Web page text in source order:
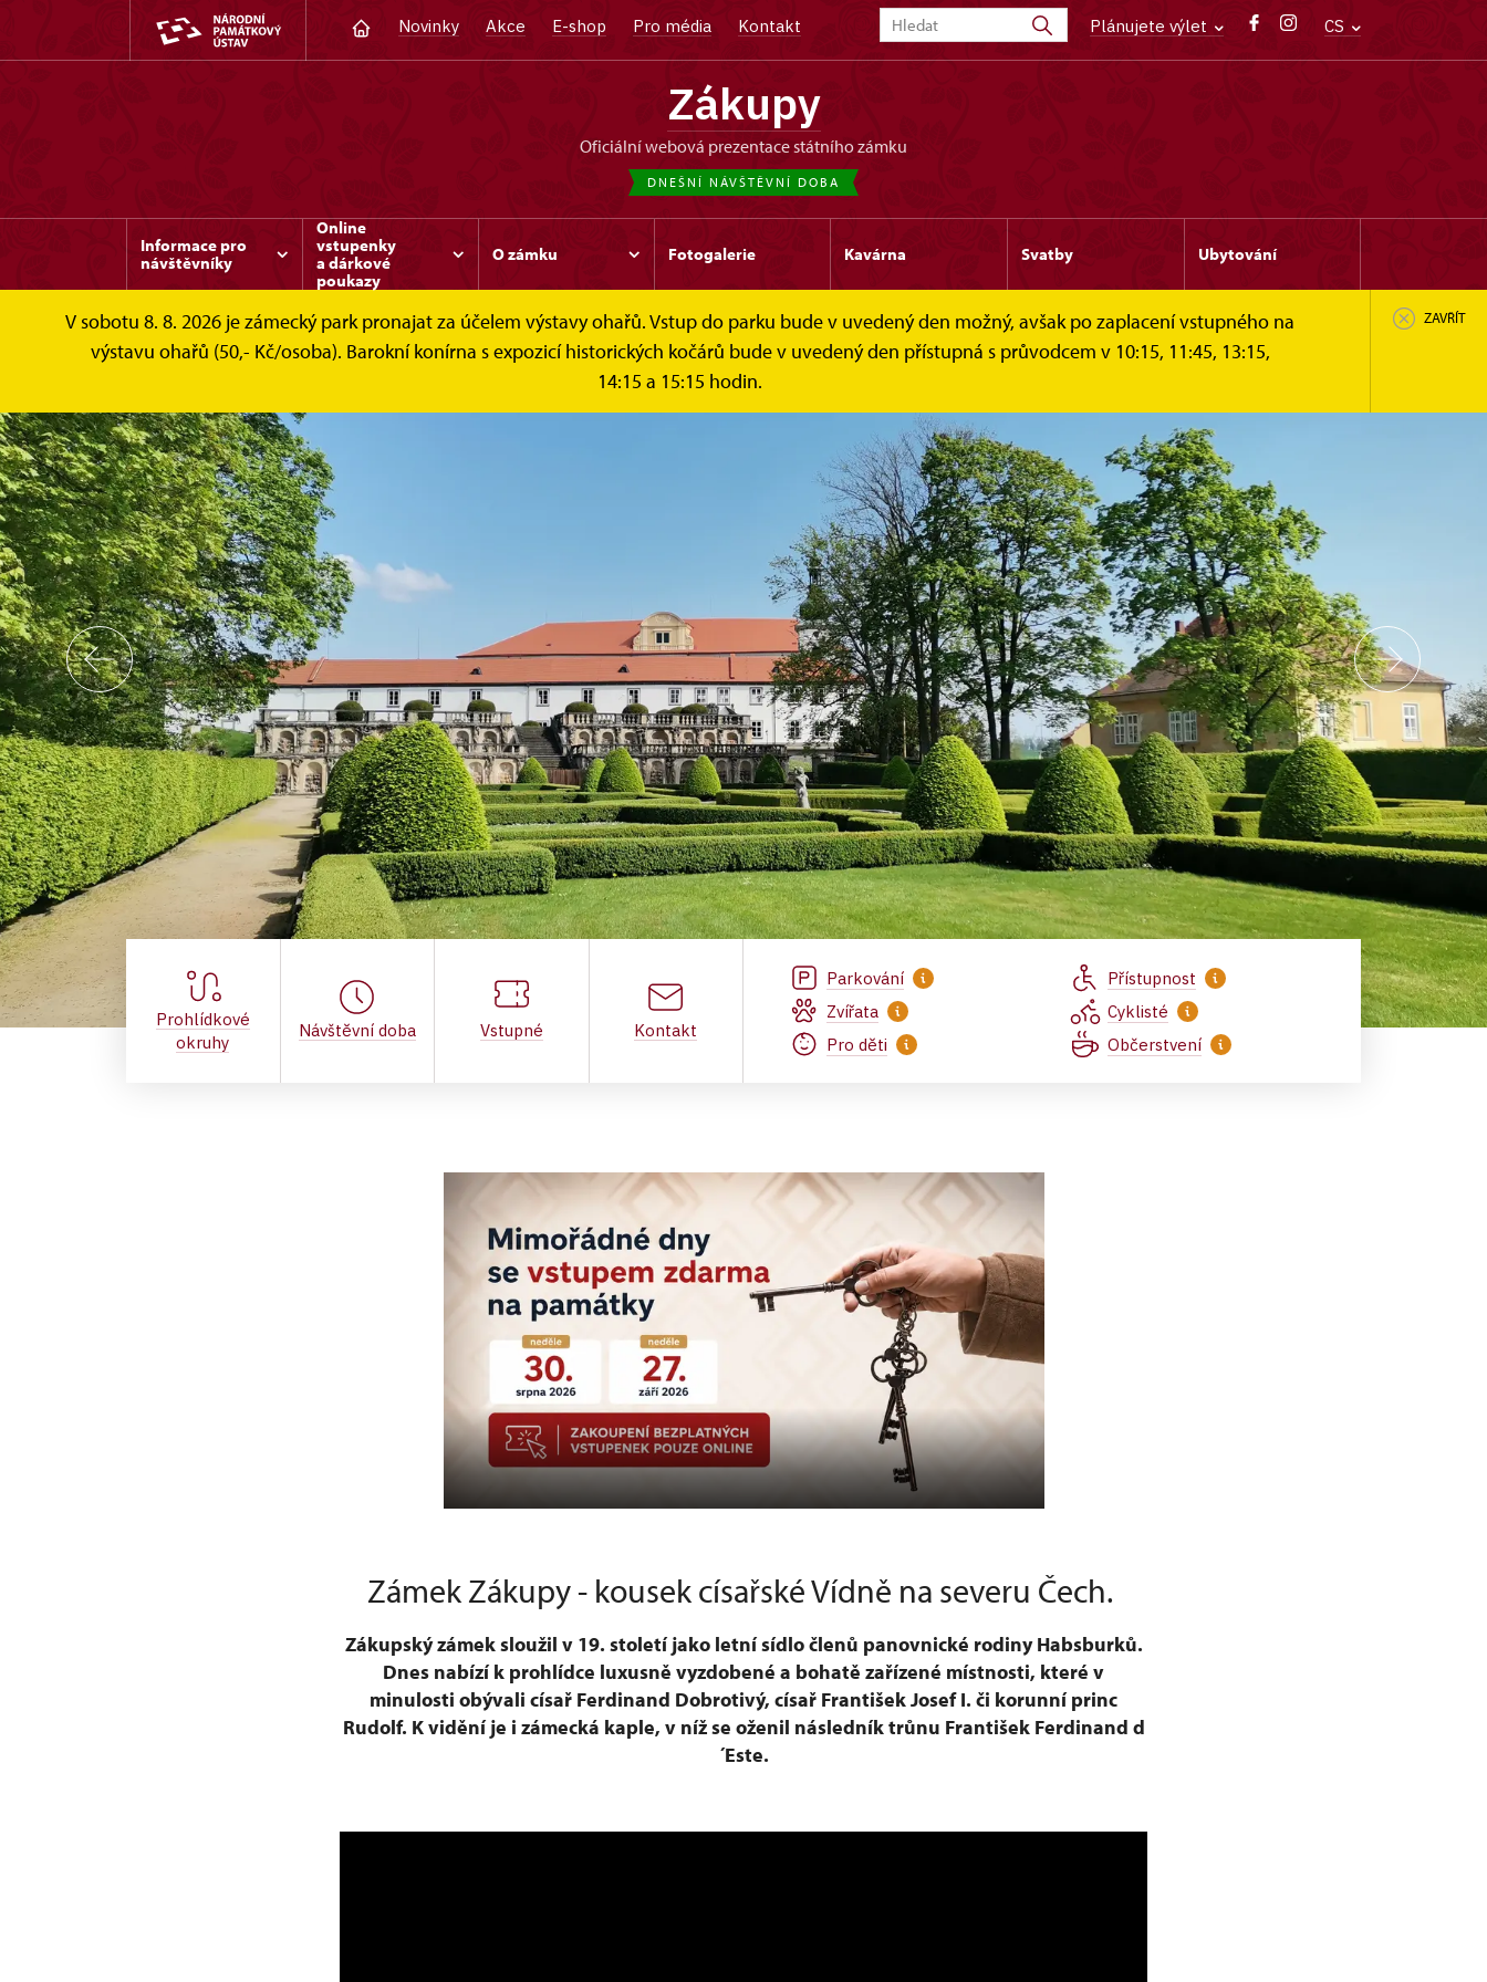
Novinky Akce E-shop Pro média Kontakt Plánujete výlet CS
Zákupy
oficiální webová prezentace státního zámku
DNEŠNÍ NÁVŠTĚVNÍ DOBA
Informace pro
návštěvníky
Online
vstupenky
a dárkové
poukazy
O zámku Fotogalerie Kavárna Svatby Ubytování
V sobotu 8. 8. 2026 je zámecký park pronajat za účelem výstavy ohařů. Vstup do parku bude v uvedený den možný, avšak po zaplacení vstupného na
výstavu ohařů (50,- Kč/osoba). Barokní konírna s expozicí historických kočárů bude v uvedený den přístupná s průvodcem v 10:15, 11:45, 13:15,
14:15 a 15:15 hodin.
ZAVŘÍT
Prohlídkové
okruhy
Návštěvní doba Vstupné Kontakt
Parkování
Přístupnost
Zvířata
Cyklisté
Pro děti
Občerstvení
Zámek Zákupy - kousek císařské Vídně na severu Čech.
Zákupský zámek sloužil v 19. století jako letní sídlo členů panovnické rodiny Habsburků.
Dnes nabízí k prohlídce luxusně vyzdobené a bohatě zařízené místnosti, které v
minulosti obývali císař Ferdinand Dobrotivý, císař František Josef I. či korunní princ
Rudolf. K vidění je i zámecká kaple, v níž se oženil následník trůnu František Ferdinand d
´Este.